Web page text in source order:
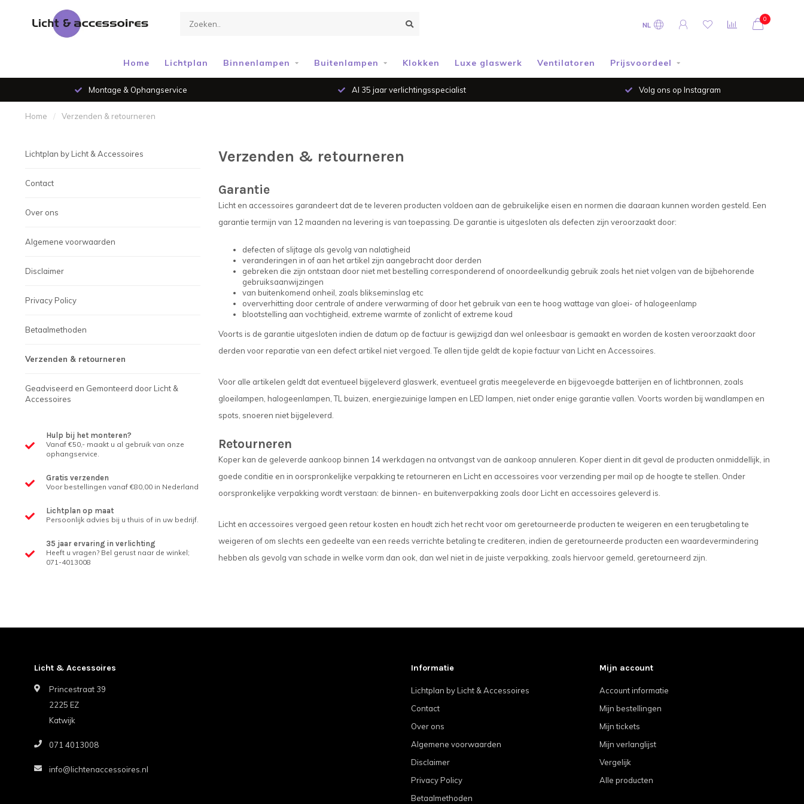
NL
0
Home Lichtplan Binnenlampen Buitenlampen Klokken Luxe glaswerk Ventilatoren Prijsvoordeel
Montage & Ophangservice Al 35 jaar verlichtingsspecialist Volg ons op Instagram
Home / Verzenden & retourneren
Lichtplan by Licht & Accessoires
Contact
Over ons
Algemene voorwaarden
Disclaimer
Privacy Policy
Betaalmethoden
Verzenden & retourneren
Geadviseerd en Gemonteerd door Licht &
Accessoires
Hulp bij het monteren?
Vanaf €50,- maakt u al gebruik van onze
ophangservice.
Gratis verzenden
Voor bestellingen vanaf €80,00 in Nederland
Lichtplan op maat
Persoonlijk advies bij u thuis of in uw bedrijf.
35 jaar ervaring in verlichting
Heeft u vragen? Bel gerust naar de winkel;
071-4013008
Verzenden & retourneren
Garantie
Licht en accessoires garandeert dat de te leveren producten voldoen aan de gebruikelijke eisen en normen die daaraan kunnen worden gesteld. Een
garantie termijn van 12 maanden na levering is van toepassing. De garantie is uitgesloten als defecten zijn veroorzaakt door:
defecten of slijtage als gevolg van nalatigheid
veranderingen in of aan het artikel zijn aangebracht door derden
gebreken die zijn ontstaan door niet met bestelling corresponderend of onoordeelkundig gebruik zoals het niet volgen van de bijbehorende
gebruiksaanwijzingen
van buitenkomend onheil, zoals blikseminslag etc
oververhitting door centrale of andere verwarming of door het gebruik van een te hoog wattage van gloei- of halogeenlamp
blootstelling aan vochtigheid, extreme warmte of zonlicht of extreme koud
Voorts is de garantie uitgesloten indien de datum op de factuur is gewijzigd dan wel onleesbaar is gemaakt en worden de kosten veroorzaakt door
derden voor reparatie van een defect artikel niet vergoed. Te allen tijde geldt de kopie factuur van Licht en Accessoires.
Voor alle artikelen geldt dat eventueel bijgeleverd glaswerk, eventueel gratis meegeleverde en bijgevoegde batterijen en of lichtbronnen, zoals
gloeilampen, halogeenlampen, TL buizen, energiezuinige lampen en LED lampen, niet onder enige garantie vallen. Voorts worden bij wandlampen en
spots, snoeren niet bijgeleverd.
Retourneren
Koper kan de geleverde aankoop binnen 14 werkdagen na ontvangst van de aankoop annuleren. Koper dient in dit geval de producten onmiddellijk, in
goede conditie en in oorspronkelijke verpakking te retourneren en Licht en accessoires voor verzending per mail op de hoogte te stellen. Onder
oorspronkelijke verpakking wordt verstaan: de binnen- en buitenverpakking zoals door Licht en accessoires geleverd is.
Licht en accessoires vergoed geen retour kosten en houdt zich het recht voor om geretourneerde producten te weigeren en een terugbetaling te
weigeren of om slechts een gedeelte van een reeds verrichte betaling te crediteren, indien de geretourneerde producten een waardevermindering
hebben als gevolg van schade in welke vorm dan ook, dan wel niet in de juiste verpakking, zoals hiervoor gemeld, geretourneerd zijn.
Licht & Accessoires
Princestraat 39
2225 EZ
Katwijk
071 4013008
info@lichtenaccessoires.nl
Informatie
Lichtplan by Licht & Accessoires
Contact
Over ons
Algemene voorwaarden
Disclaimer
Privacy Policy
Betaalmethoden
Mijn account
Account informatie
Mijn bestellingen
Mijn tickets
Mijn verlanglijst
Vergelijk
Alle producten